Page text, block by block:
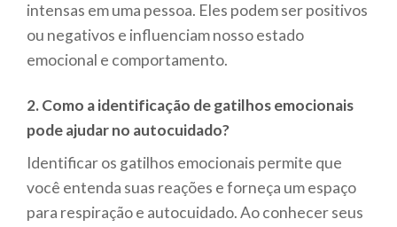
intensas em uma pessoa. Eles podem ser positivos
ou negativos e influenciam nosso estado
emocional e comportamento.
2. Como a identificação de gatilhos emocionais
pode ajudar no autocuidado?
Identificar os gatilhos emocionais permite que
você entenda suas reações e forneça um espaço
para respiração e autocuidado. Ao conhecer seus